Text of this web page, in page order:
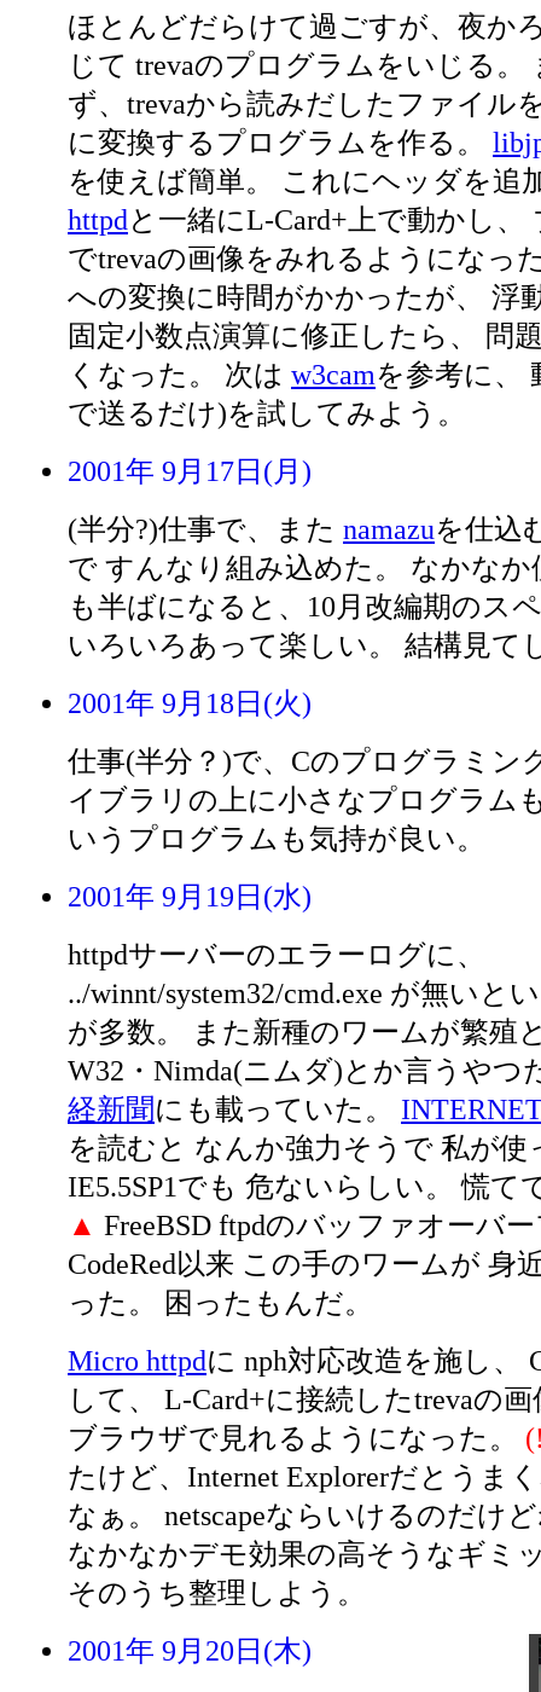
ほとんどだらけて過ごすが、夜か
じて trevaのプログラムをいじる。
ず、trevaから読みだしたファイル
に変換するプログラムを作る。
を使えば簡単。 これにヘッダを追
httpdと一緒にL-Card+上で動かし、
でtrevaの画像をみれるようになっ
への変換に時間がかかったが、 浮
固定小数点演算に修正したら、 問
くなった。 次は w3camを参考に、
で送るだけ)を試してみよう。
2001年 9月17日(月)
(半分?)仕事で、また namazuを仕込
で すんなり組み込めた。 なかな
も半ばになると、10月改編期のス
いろいろあって楽しい。 結構見て
2001年 9月18日(火)
仕事(半分？)で、Cのプログラミン
イブラリの上に小さなプログラム
いうプログラムも気持が良い。
2001年 9月19日(水)
httpdサーバーのエラーログに、
../winnt/system32/cmd.exe が無いと
が多数。 また新種のワームが繁殖
W32・Nimda(ニムダ)とか言うやつ
経新聞にも載っていた。
を読むと なんか強力そうで 私が使
IE5.5SP1でも 危ないらしい。 慌て
▲ FreeBSD ftpdのバッファオーバ
CodeRed以来 この手のワームが 身
った。 困ったもんだ。
Micro httpdに nph対応改造を施し、
して、 L-Card+に接続したtrevaの
ブラウザで見れるようになった。
たけど、Internet Explorerだとうま
なぁ。 netscapeならいけるのだけ
なかなかデモ効果の高そうなギミ
そのうち整理しよう。
2001年 9月20日(木)